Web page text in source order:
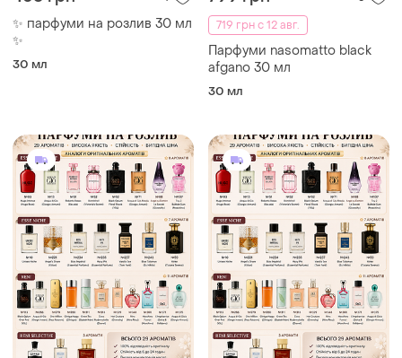
✨ парфуми на розлив 30 мл
✨
30 мл
719 грн с 12 авг.
Парфуми nasomatto black
afgano 30 мл
30 мл